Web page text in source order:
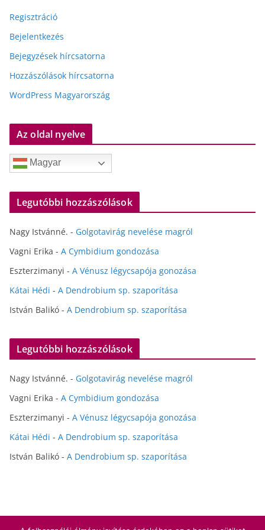
Regisztráció
Bejelentkezés
Bejegyzések hírcsatorna
Hozzászólások hírcsatorna
WordPress Magyarország
Az oldal nyelve
Magyar
Legutóbbi hozzászólások
Nagy Istvánné. - Golgotavirág nevelése magról
Vagni Erika - A Cymbidium gondozása
Eszterzimanyi - A Vénusz légycsapója gonozása
Kátai Hédi - A Dendrobium sp. szaporítása
István Balikó - A Dendrobium sp. szaporítása
Legutóbbi hozzászólások
Nagy Istvánné. - Golgotavirág nevelése magról
Vagni Erika - A Cymbidium gondozása
Eszterzimanyi - A Vénusz légycsapója gonozása
Kátai Hédi - A Dendrobium sp. szaporítása
István Balikó - A Dendrobium sp. szaporítása